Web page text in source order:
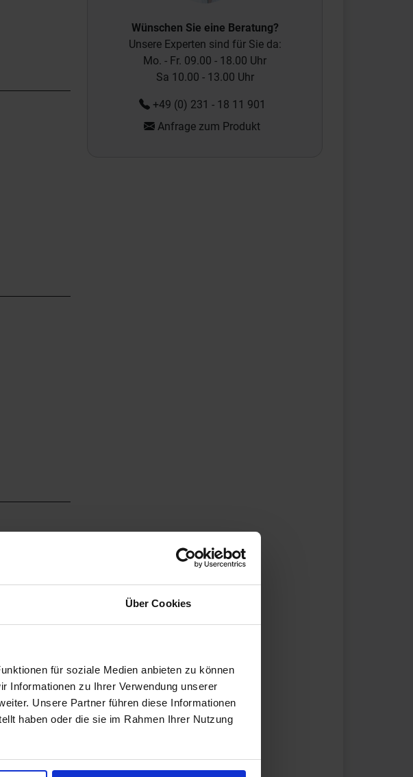
Über Cookies
für soziale Medien anbieten zu können
Informationen zu Ihrer Verwendung unserer
Unsere Partner führen diese Informationen
haben oder die sie im Rahmen Ihrer Nutzung
Wünschen Sie eine Beratung?
Unsere Experten sind für Sie da:
Mo. - Fr. 09.00 - 18.00 Uhr
Sa 10.00 - 13.00 Uhr
+49 (0) 231 - 18 11 901
Anfrage zum Produkt